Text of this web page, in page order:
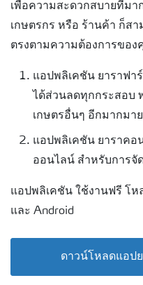
เพื่อความสะดวกสบายที่มา
เกษตรกร หรือ ร้านค้า ก็ส
ตรงตามความต้องการขอ
แอปพลิเคชัน ยาราฟา
ได้ส่วนลดทุกกระสอบ
เกษตรอื่นๆ อีกมากมาย
แอปพลิเคชัน ยาราคอ
ออนไลน์ สำหรับการจั
แอปพลิเคชัน ใช้งานฟรี โห
และ Android
ดาวน์โหลดแอป